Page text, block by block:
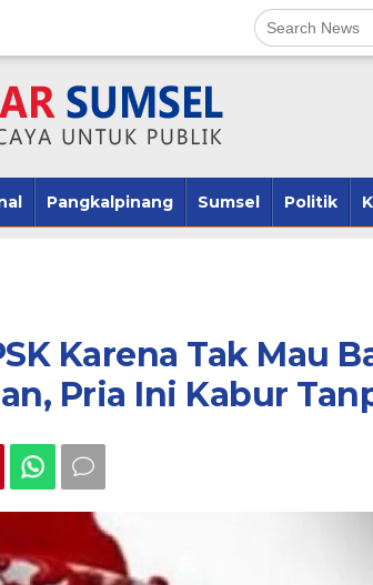
Pangkalpinang Sumsel Politik
Karena Tak Mau
Pria Ini Kabur